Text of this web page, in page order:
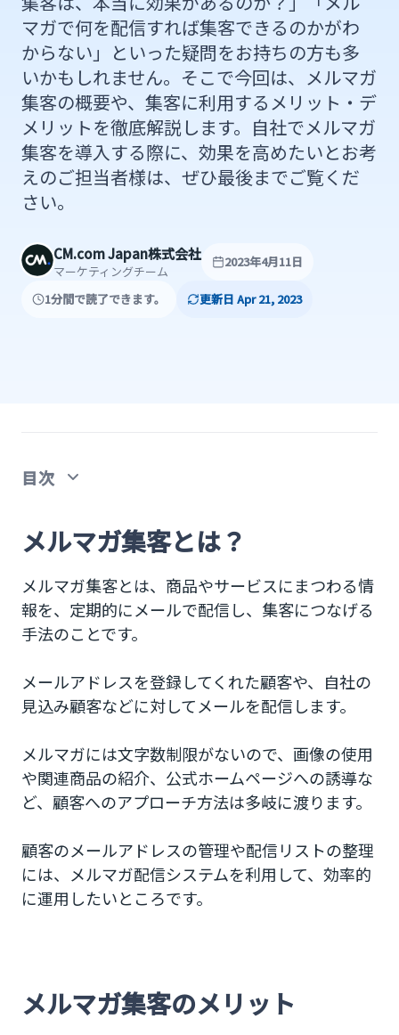
マガで何を配信すれば集客できるのかがわ
からない」といった疑問をお持ちの方も多
いかもしれません。そこで今回は、メルマガ
集客の概要や、集客に利用するメリット・デ
メリットを徹底解説します。自社でメルマガ
集客を導入する際に、効果を高めたいとお考
えのご担当者様は、ぜひ最後までご覧くだ
さい。
CM.com Japan株式会社
マーケティングチーム
2023年4月11日
1分間で読了できます。 更新日 Apr 21, 2023
目次
メルマガ集客とは？
メリット①高い費用対効果が期待できる
メリット②より多くの顧客にアプローチできる
メリット③配信後にデータを分析できる
メルマガ集客のデメリット
デメリット①すぐに読まれないリスクがある
デメリット②迷惑メールとして認識される
メルマガ集客の始め方
メルマガ集客のコツ
コツ②興味を引くようなタイトルをつける
メルマガ集客とは？
メルマガ集客とは、商品やサービスにまつわる情
報を、定期的にメールで配信し、集客につなげる
手法のことです。
メールアドレスを登録してくれた顧客や、自社の
見込み顧客などに対してメールを配信します。
メルマガには文字数制限がないので、画像の使用
や関連商品の紹介、公式ホームページへの誘導な
ど、顧客へのアプローチ方法は多岐に渡ります。
顧客のメールアドレスの管理や配信リストの整理
には、メルマガ配信システムを利用して、効率的
に運用したいところです。
メルマガ集客のメリット